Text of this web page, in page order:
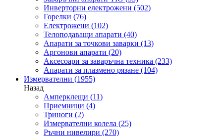
Инверторни електрожени (502)
Горелки (76)
Електрожени (102)
Телоподаващи апарати (40)
Апарати за точкови заварки (13)
Аргонови апарати (20)
Аксесоари за заваръчна техника (233)
Апарати за плазмено рязане (104)
Измервателни (1955)
Назад
Амперклещи (11)
Приемници (4)
Триноги (2)
Измервателни колела (25)
Ръчни нивелири (270)